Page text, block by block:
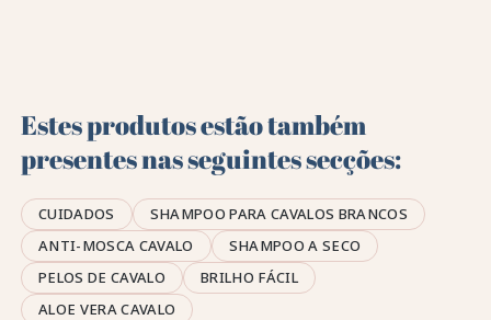
Estes produtos estão também
presentes nas seguintes secções:
CUIDADOS
SHAMPOO PARA CAVALOS BRANCOS
ANTI-MOSCA CAVALO
SHAMPOO A SECO
PELOS DE CAVALO
BRILHO FÁCIL
ALOE VERA CAVALO